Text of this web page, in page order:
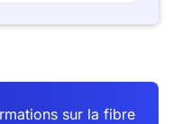
sur la fibre